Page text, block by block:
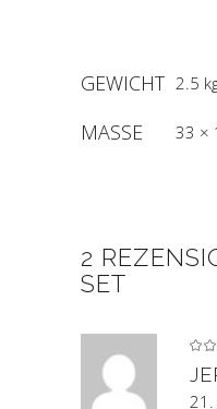
GEWICHT 2.5
MASSE 33 ×
2
SET